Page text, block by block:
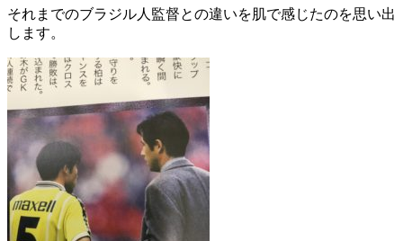
それまでのブラジル人監督との違いを肌で感じたのを思い出
します。